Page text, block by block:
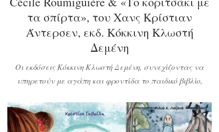
τα σπίρτα», του Χανς Κρίστιαν
Άντερσεν, εκδ. Κόκκινη Κλωστή
Δεμένη
Οι εκδόσεις Κόκκινη Κλωστή Δεμένη, συνεχίζοντας να
υπηρετούν με αγάπη και φροντίδα το παιδικό βιβλίο,
μυθιστορήματα, με άρτια βιβλιοδεσία, εκπληκτική
εικονογράφηση και συναρπαστικές περιπέτειες.